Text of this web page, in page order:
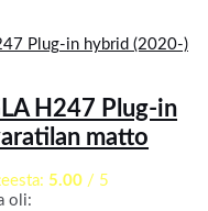
H247 Plug-in
matto
5.00/ 5
oli: